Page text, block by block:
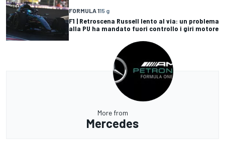
FORMULA 115 g
F1 | Retroscena Russell lento al via: un problema
alla PU ha mandato fuori controllo i giri motore
More from
Mercedes